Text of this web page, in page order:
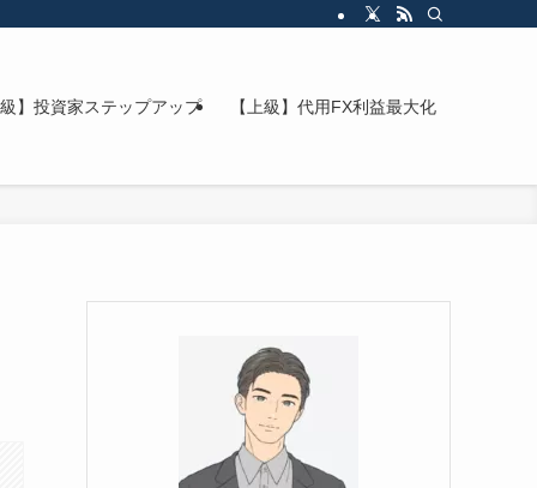
級】投資家ステップアップ 【上級】代用FX利益最大化